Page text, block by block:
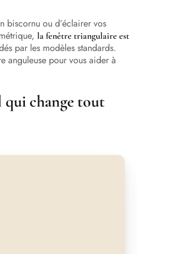
biscornu ou d’éclairer vos
la fenêtre triangulaire est
par les modèles standards.
anguleuse pour vous aider à
qui change tout